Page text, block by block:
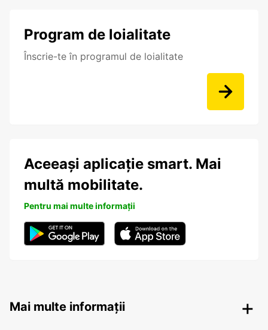
Program de loialitate
Înscrie-te în programul de loialitate
Aceeași aplicație smart. Mai
multă mobilitate.
Pentru mai multe informații
Mai multe informații